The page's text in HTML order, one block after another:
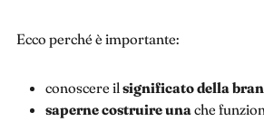
Ecco perché è importante:
conoscere il significato della
saperne costruire unache